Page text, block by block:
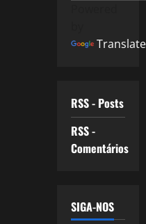
Translate
RSS - Posts
RSS -
Comentários
SIGA-NOS